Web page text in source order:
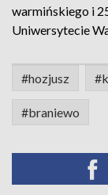
warmińskiego i
Uniwersytecie
#hozjusz
#braniewo